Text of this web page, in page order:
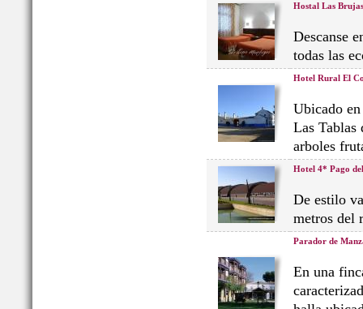
Hostal Las Brujas
Descanse
todas las
Hotel Rural El
Ubicado
Las
arboles
Hotel 4* Pago
De estilo
metros del
Parador de
En una